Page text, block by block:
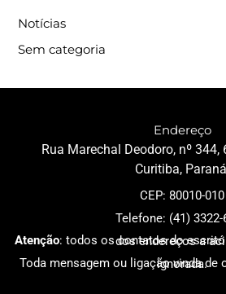
Notícias
Sem categoria
Endereço
Rua Marechal Deodoro, nº 344,
Curitiba,
CEP: 80010-010
Telefone: (41) 3322-
Atenção
: todos os contatos do escritório são feitos por meio dos
Toda mensagem ou ligação vinda de outros canais deve ser ignorada.